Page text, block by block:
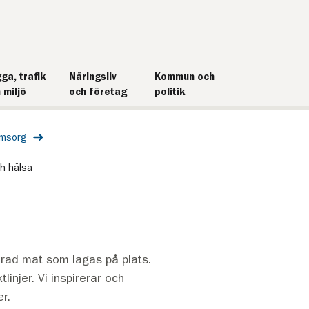
trafik
miljö
Näringsliv
och företag
Kommun och
politik
hälsa
mat som lagas på plats.
Vi inspirerar och